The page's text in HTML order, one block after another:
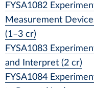
FYSA1082
Measurement
(1–3 cr)
FYSA1083
and Interpret (2 cr)
FYSA1084